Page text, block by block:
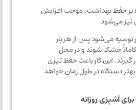
بهداشت، موجب افزایش
می‌شود پس از هر بار
خشک شوند و در محل
این کار باعث حفظ تیزی
در طول زمان خواهد
روزانه